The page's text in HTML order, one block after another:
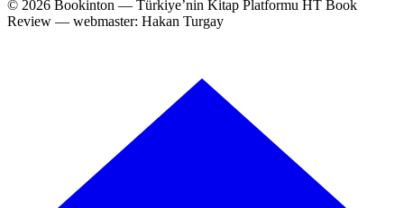
© 2026 Bookinton — Türkiye’nin Kitap Platformu HT Book
Review — webmaster: Hakan Turgay